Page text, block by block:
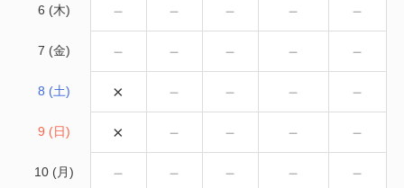
6 (木) － － － － －
7 (金) － － － － －
8 (土) × － － － －
9 (日) × － － － －
10 (月) － － － － －